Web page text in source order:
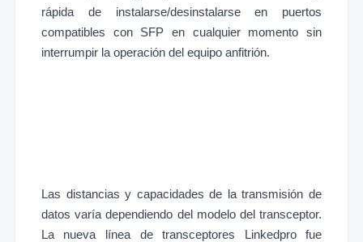
rápida de instalarse/desinstalarse en puertos
compatibles con SFP en cualquier momento sin
interrumpir la operación del equipo anfitrión.
Las distancias y capacidades de la transmisión de
datos varía dependiendo del modelo del transceptor.
La nueva línea de transceptores Linkedpro fue